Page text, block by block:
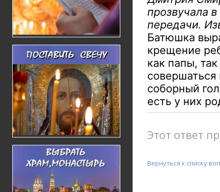
прозвучала
передачи.
Батюшка
крещение
как папы,
соборный
есть у них
Этот ответ
Вернуться к списку